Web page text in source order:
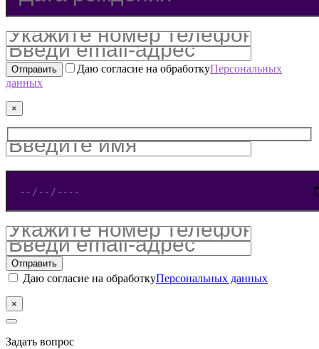
Даю согласие на обработкуПерсональных
данных
×
Даю согласие на обработкуПерсональных данных
×
Задать вопрос